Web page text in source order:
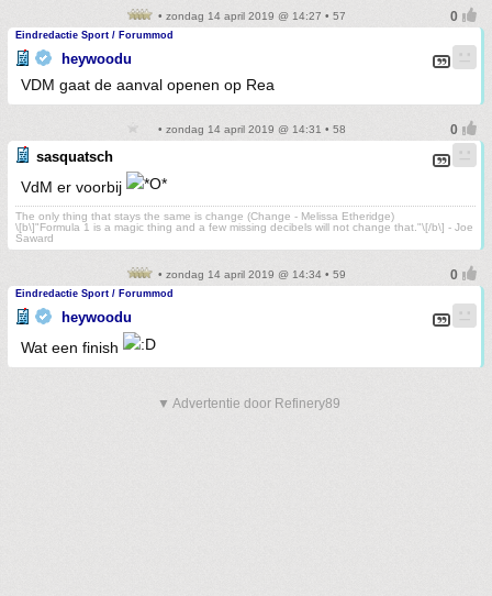
• zondag 14 april 2019 @ 14:27 • 57
Eindredactie Sport / Forummod
heywoodu
VDM gaat de aanval openen op Rea
• zondag 14 april 2019 @ 14:31 • 58
sasquatsch
VdM er voorbij
The only thing that stays the same is change (Change - Melissa Etheridge)
\[b\]"Formula 1 is a magic thing and a few missing decibels will not change that."\[/b\] - Joe
Saward
• zondag 14 april 2019 @ 14:34 • 59
Eindredactie Sport / Forummod
heywoodu
Wat een finish
▼ Advertentie door Refinery89